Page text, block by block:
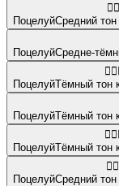
ПоцелуйСредний
ПоцелуйСредне-
ПоцелуйТёмный тон
ПоцелуйТёмный тон
ПоцелуйТёмный тон
ПоцелуйСредний